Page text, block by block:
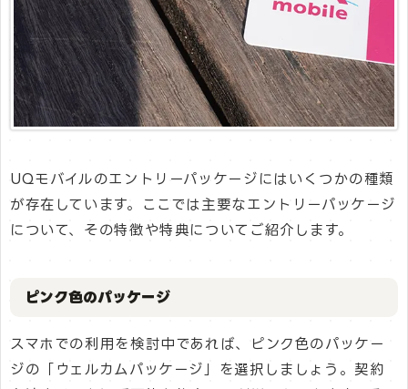
UQモバイルのエントリーパッケージにはいくつかの種類
が存在しています。ここでは主要なエントリーパッケージ
について、その特徴や特典についてご紹介します。
ピンク色のパッケージ
スマホでの利用を検討中であれば、ピンク色のパッケー
ジの「ウェルカムパッケージ」を選択しましょう。契約